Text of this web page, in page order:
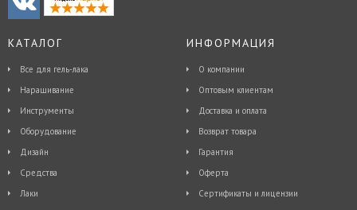
КАТАЛОГ
Все для гель-лака
Наращивание
Инструменты
Оборудование
Дизайн
Средства
Лаки
ИНФОРМАЦИЯ
О компании
Оптовым клиентам
Доставка и оплата
Возврат товара
Гарантия
Оферта
Сертификаты и лицензии